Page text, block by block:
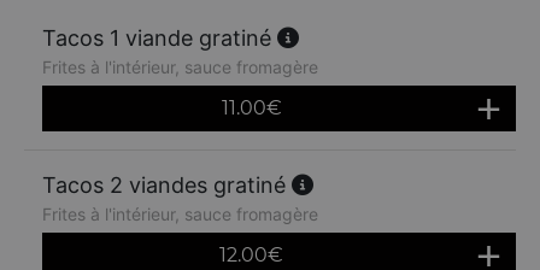
Tacos 1 viande gratiné
Frites à l'intérieur, sauce fromagère
11.00€
Tacos 2 viandes gratiné
Frites à l'intérieur, sauce fromagère
12.00€